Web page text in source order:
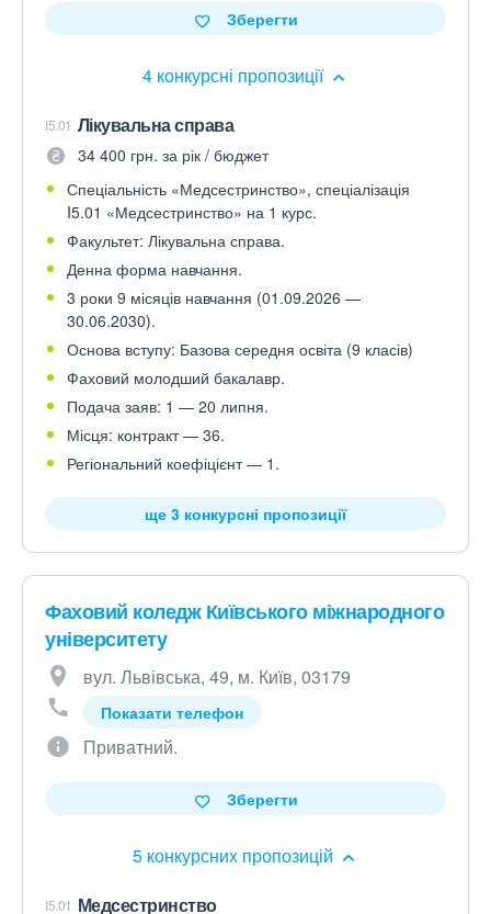
4 конкурсні пропозиції
Зберегти
I5.01 Лікувальна справа
34 400 грн. за рік / бюджет
Спеціальність «Медсестринство», спеціалізація
I5.01 «Медсестринство» на 1 курс.
Факультет: Лікувальна справа.
Денна форма навчання.
3 роки 9 місяців навчання (01.09.2026 —
30.06.2030).
Основа вступу: Базова середня освіта (9 класів)
Фаховий молодший бакалавр.
Подача заяв: 1 — 20 липня.
Місця: контракт — 36.
Регіональний коефіцієнт — 1.
ще 3 конкурсні пропозиції
Фаховий коледж Київського міжнародного
університету
вул. Львівська, 49, м. Київ, 03179
Показати телефон
Приватний.
5 конкурсних пропозицій
Зберегти
I5.01 Медсестринство